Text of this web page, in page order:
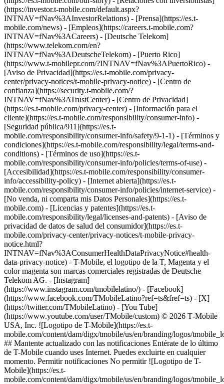
(https://investor.t-mobile.com/default.aspx?
INTNAV=fNav%3AInvestorRelations) - [Prensa](https://es.t-
mobile.com/news) - [Empleos](https://careers.t-mobile.com?
INTNAV=fNav%3ACareers) - [Deutsche Telekom]
(https://www.telekom.com/en?
INTNAV=fNav%3ADeutscheTelekom) - [Puerto Rico]
(https://www.t-mobilepr.com/?INTNAV=fNav%3APuertoRico) -
[Aviso de Privacidad](https://es.t-mobile.com/privacy-
center/privacy-notices/t-mobile-privacy-notice) - [Centro de
confianza](https://security.t-mobile.com/?
INTNAV=fNav%3ATrustCenter) - [Centro de Privacidad]
(https://es.t-mobile.com/privacy-center) - [Información para el
cliente](https://es.t-mobile.com/responsibility/consumer-info) -
[Seguridad pública/911](https://es.t-
mobile.com/responsibility/consumer-info/safety/9-1-1) - [Términos y
condiciones](https://es.t-mobile.com/responsibility/legal/terms-and-
conditions) - [Términos de uso](https://es.t-
mobile.com/responsibility/consumer-info/policies/terms-of-use) -
[Accesibilidad](https://es.t-mobile.com/responsibility/consumer-
info/accessibility-policy) - [Internet abierta](https://es.t-
mobile.com/responsibility/consumer-info/policies/internet-service) -
[No venda, ni comparta mis Datos Personales](https://es.t-
mobile.com) - [Licencias y patentes](https://es.t-
mobile.com/responsibility/legal/licenses-and-patents) - [Aviso de
privacidad de datos de salud del consumidor](https://es.t-
mobile.com/privacy-center/privacy-notices/t-mobile-privacy-
notice.html?
INTNAV=fNav%3AConsumerHealthDataPrivacyNotice#health-
data-privacy-notice) - T-Mobile, el logotipo de la T, Magenta y el
color magenta son marcas comerciales registradas de Deutsche
Telekom AG. - [Instagram]
(https://www.instagram.com/tmobilelatino/) - [Facebook]
(https://www.facebook.com/TMobileLatino?ref=ts&fref=ts) - [X]
(https://twitter.com/TMobileLatino) - [You Tube]
(https://www.youtube.com/user/TMobile/custom) © 2026 T‑Mobile
USA, Inc. ![Logotipo de T-Mobile](https://es.t-
mobile.com/content/dam/digx/tmobile/us/en/branding/logos/
## Mantente actualizado con las notificaciones Entérate de lo último
de T-Mobile cuando uses Internet. Puedes excluirte en cualquier
momento. Permitir notificaciones No permitir ![Logotipo de T-
Mobile](https://es.t-
mobile.com/content/dam/digx/tmobile/us/en/branding/logos/